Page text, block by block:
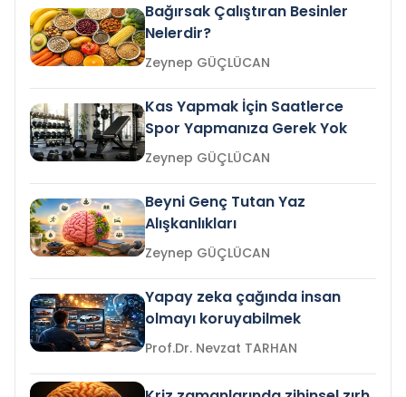
Bağırsak Çalıştıran Besinler
Nelerdir?
Zeynep GÜÇLÜCAN
Kas Yapmak İçin Saatlerce
Spor Yapmanıza Gerek Yok
Zeynep GÜÇLÜCAN
Beyni Genç Tutan Yaz
Alışkanlıkları
Zeynep GÜÇLÜCAN
Yapay zeka çağında insan
olmayı koruyabilmek
Prof.Dr. Nevzat TARHAN